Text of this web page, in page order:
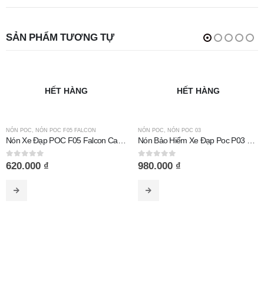
SẢN PHẨM TƯƠNG TỰ
HẾT HÀNG
NÓN POC , NÓN POC F05 FALCON
Nón Xe Đạp POC F05 Falcon Carbon Bóng
0out of 5
620.000 ₫
HẾT HÀNG
NÓN POC , NÓN POC 03
Nón Bảo Hiểm Xe Đạp Poc P03 Trắng Bóng
0out of 5
980.000 ₫